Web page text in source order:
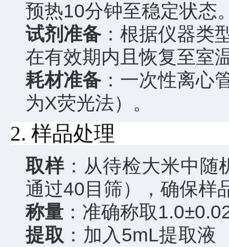
预热10分钟至稳定状态
试剂准备：根据仪器类
在有效期内且恢复至室
耗材准备：一次性离心
为X荧光法）。
2. 样品处理
取样：从待检大米中随
通过40目筛），确保样
称量 ：准确称取
提取 ：加入5mL提取